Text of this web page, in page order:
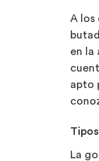
A los
en la
apto
La